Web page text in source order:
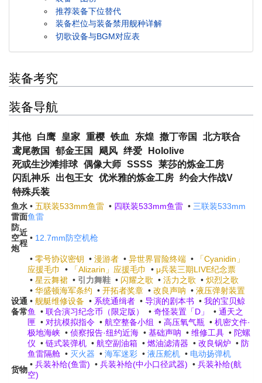
推荐装备下位替代
装备栏位与装备禁用舰种详解
切歌设备与BGM对应表
装备考究
装备导航
其他 白鹰 皇家 重樱 铁血 东煌 撒丁帝国
北方联合
鸢尾教国
郁金王国 飓风 绊爱
Hololive
死或生沙滩排球 偶像大师 SSSS
莱莎的炼金工房
闪乱神乐
出包王女 优米雅的炼金工房 约会大作战V
特殊兵装
鱼
雷
水
面
• 五联装533mm鱼雷 • 四联装533mm鱼雷 • 三联装533mm
鱼雷
防
空
炮
近
程
• 12.7mm防空机枪
设
备
通
常
• 零号协议密钥 • 漫游者 • 异世界冒险终端 •
「Cyanidin」
应援毛巾
• 「Alizarin」应援毛巾 • μ兵装三期LIVE纪念票
• 星云舞裙 • 引力舞鞋 • 闪耀之歌 • 活力之歌 • 炽烈之歌
• 华盛顿海军条约 • 开拓者奖章 • 改良声呐 • 液压弹射装置
• 舰艇维修设备 • 系统通缉者 • 导演的剧本书 • 我的宝贝鲸
鱼
• 联合演习纪念币（限定版） • 奇怪装置「D」 • 通天之
匣 • 对抗模拟指令 • 航空整备小组 • 高压氧气瓶 • 机密文件·
极地海峡 • 侦察报告·纽约近海 • 基础声呐 • 维修工具 • 陀螺
仪 • 链式装弹机 • 航空副油箱 • 燃油滤清器 • 改良锅炉 • 防
鱼雷隔舱 • 灭火器 • 海军迷彩 • 液压舵机 • 电动扬弹机
货物
• 兵装补给(鱼雷) • 兵装补给(中小口径武器) • 兵装补给(航
空)